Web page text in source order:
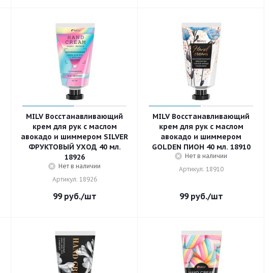
MILV Восстанавливающий
крем для рук с маслом
авокадо и шиммером SILVER
ФРУКТОВЫЙ УХОД 40 мл.
18926
Нет в наличии
Артикул: 18926
99руб./шт
MILV Восстанавливающий
крем для рук с маслом
авокадо и шиммером
GOLDEN ПИОН 40 мл. 18910
Нет в наличии
Артикул: 18910
99руб./шт